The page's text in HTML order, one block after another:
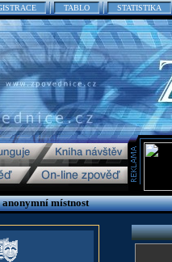
TABLO STATISTIKA
místnost